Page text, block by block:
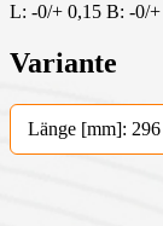
L: -0/+ 0,15 B: -0/
Variante
Länge [mm]: